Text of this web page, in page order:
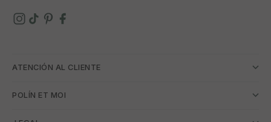
ATENCIÓN AL CLIENTE
POLÍN ET MOI